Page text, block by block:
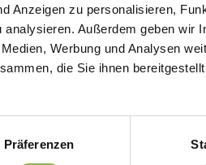
Anzeigen zu personalisieren,
Außerdem geben wir
Werbung und Analysen
die Sie ihnen
Präferenzen